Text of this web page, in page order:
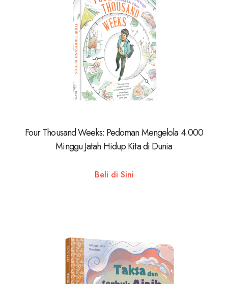
Four Thousand Weeks: Pedoman Mengelola 4.000
Minggu Jatah Hidup Kita di Dunia
Beli di Sini